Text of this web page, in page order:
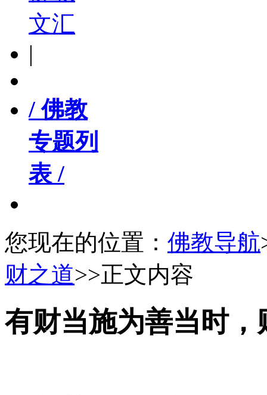
文汇
|
/ 佛教
专题列
表 /
您现在的位置： 佛教导航
财之道>>正文内容
有财当施为善当时